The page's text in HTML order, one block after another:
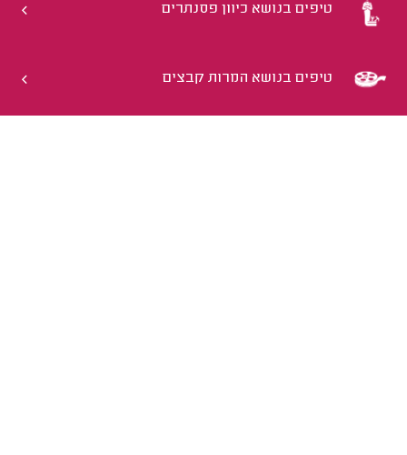
טיפים בנושא כיוון פסנתרים
טיפים בנושא המרות קבצים